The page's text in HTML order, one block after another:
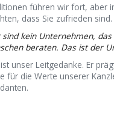
führen wir fort, aber
dass Sie zufrieden
sind kein Unternehmen,
beraten. Das ist der
unser Leitgedanke. Er
für die Werte unserer